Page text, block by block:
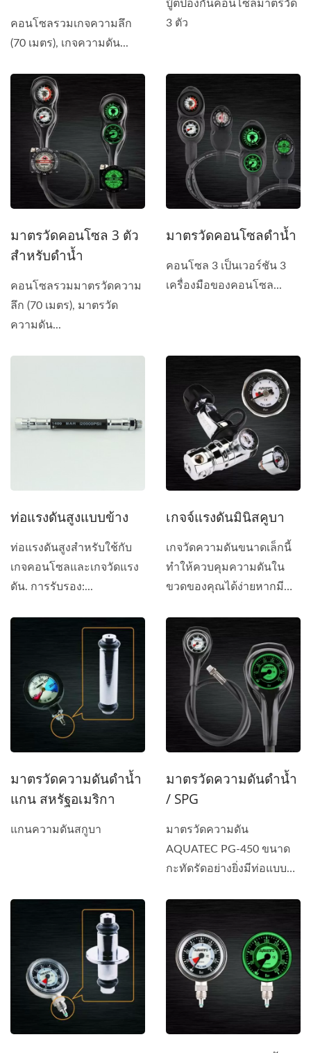
คอนโซลรวมเกจความลึก
(70 เมตร), เกจความดัน...
บู๊ตป้องกันคอนโซลมาตรวัด
3 ตัว
มาตรวัดคอนโซล 3 ตัว
สำหรับดำน้ำ
คอนโซลรวมมาตรวัดความ
ลึก (70 เมตร), มาตรวัด
ความดัน...
มาตรวัดคอนโซลดำน้ำ
คอนโซล 3 เป็นเวอร์ชัน 3
เครื่องมือของคอนโซล...
ท่อแรงดันสูงแบบข้าง
ท่อแรงดันสูงสำหรับใช้กับ
เกจคอนโซลและเกจวัดแรง
ดัน. การรับรอง:...
เกจจ์แรงดันมินิสคูบา
เกจวัดความดันขนาดเล็กนี้
ทำให้ควบคุมความดันใน
ขวดของคุณได้ง่ายหากมี
ของคุณ...
มาตรวัดความดันดำน้ำ
แกน สหรัฐอเมริกา
แกนความดันสกูบา
มาตรวัดความดันดำน้ำ
/ SPG
มาตรวัดความดัน
AQUATEC PG-450 ขนาด
กะทัดรัดอย่างยิ่งมีท่อแบบ